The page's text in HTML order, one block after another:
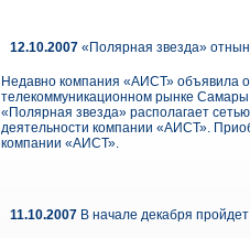
12.10.2007 «Полярная звезда»
Недавно компания «АИСТ» объявила
телекоммуникационном рынке Самары
«Полярная звезда» располагает
деятельности компании «АИСТ».
компании «АИСТ».
11.10.2007 В начале декабря